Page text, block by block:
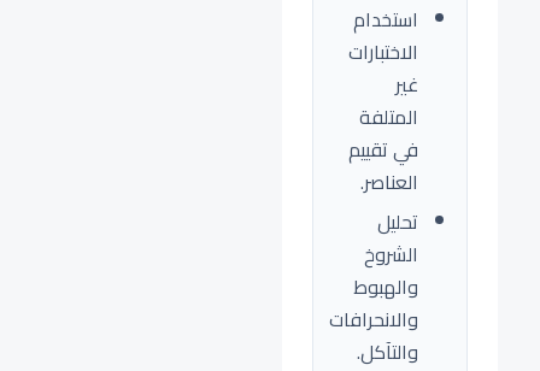
استخدام
الاختبارات
غير
المتلفة
في تقييم
العناصر.
تحليل
الشروخ
والهبوط
والانحرافات
والتآكل.